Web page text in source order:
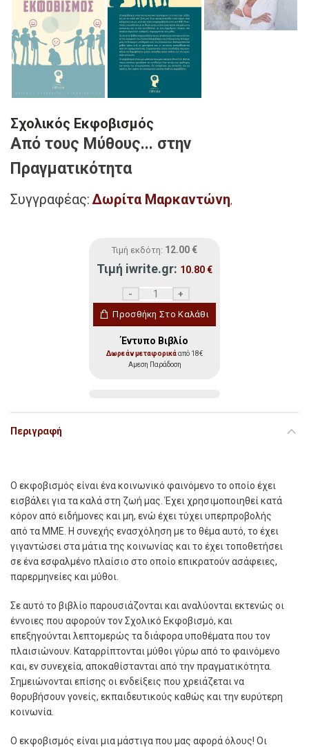
Σχολικός Εκφοβισμός
Από τους Μύθους... στην
Πραγματικότητα
Συγγραφέας:Δωρίτα Μαρκαντώνη,
Τιμή εκδότη: 12.00 €
Τιμή iwrite.gr: 10.80€
Προσθήκη Στο Καλάθι
Έντυπο Βιβλίο
Δωρεάν μεταφορικάαπό 18€
Αμεση Παράδοση
Περιγραφή
Ο εκφοβισµός είναι ένα κοινωνικό φαινόµενο το οποίο έχει
εισβάλει για τα καλά στη ζωή µας. Έχει χρησιµοποιηθεί κατά
κόρον από ειδήµονες και µη, ενώ έχει τύχει υπερπροβολής
από τα ΜΜΕ. Η συνεχής ενασχόληση µε το θέµα αυτό, το έχει
γιγαντώσει στα µάτια της κοινωνίας και το έχει τοποθετήσει
σε ένα εσφαλµένο πλαίσιο στο οποίο επικρατούν ασάφειες,
παρερµηνείες και µύθοι.
Σε αυτό το βιβλίο παρουσιάζονται και αναλύονται εκτενώς οι
έννοιες που αφορούν τον Σχολικό Εκφοβισµό, και
επεξηγούνται λεπτοµερώς τα διάφορα υποθέµατα που τον
πλαισιώνουν. Καταρρίπτονται µύθοι γύρω από το φαινόµενο
και, εν συνεχεία, αποκαθίστανται από την πραγµατικότητα.
Σηµειώνονται επίσης οι ενδείξεις που χρειάζεται να
θορυβήσουν γονείς, εκπαιδευτικούς καθώς και την ευρύτερη
κοινωνία.
Ο εκφοβισµός είναι µια µάστιγα που µας αφορά όλους! Οι